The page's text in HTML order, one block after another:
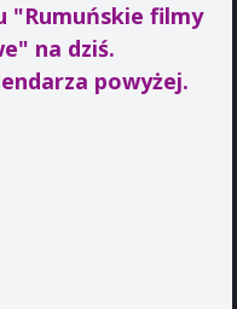
"Rumuńskie filmy
na dziś.
powyżej.